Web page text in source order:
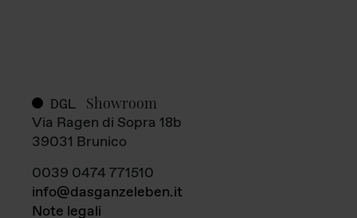
DGL Showroom
Via Ragen di Sopra 18b
39031 Brunico
0039 0474 771510
info@dasganzeleben.it
Note legali